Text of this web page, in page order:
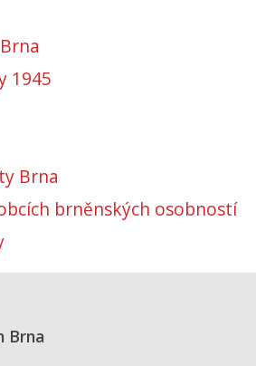
1945
Brna
brněnských osobností
Brna